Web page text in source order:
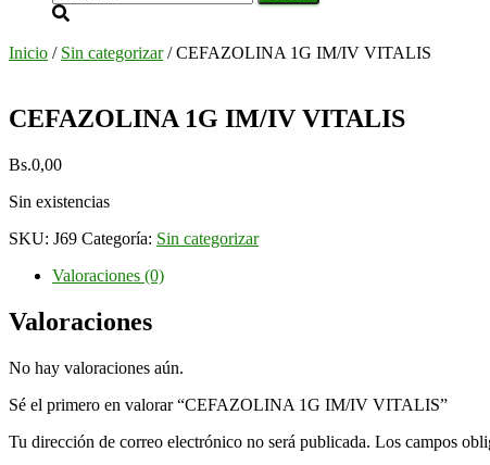
Inicio / Sin categorizar/ CEFAZOLINA 1G IM/IV VITALIS
CEFAZOLINA 1G IM/IV VITALIS
Bs.0,00
Sin existencias
SKU: J69 Categoría: Sin categorizar
Valoraciones (0)
Valoraciones
No hay valoraciones aún.
Sé el primero en valorar “CEFAZOLINA 1G IM/IV VITALIS”
Tu dirección de correo electrónico no será publicada. Los campos